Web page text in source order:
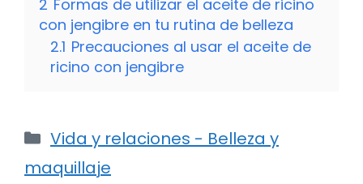
2 Formas de utilizar el aceite de ricino
con jengibre en tu rutina de belleza
2.1 Precauciones al usar el aceite de
ricino con jengibre
Categorías
Vida y relaciones - Belleza y
maquillaje